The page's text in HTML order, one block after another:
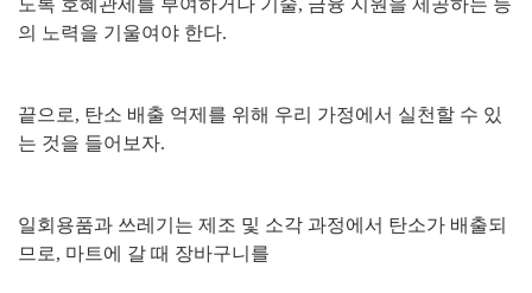
도록 호혜관세를 부여하거나 기술, 금융 지원을 제공하는 등
의 노력을 기울여야 한다.
끝으로, 탄소 배출 억제를 위해 우리 가정에서 실천할 수 있
는 것을 들어보자.
일회용품과 쓰레기는 제조 및 소각 과정에서 탄소가 배출되
므로, 마트에 갈 때 장바구니를